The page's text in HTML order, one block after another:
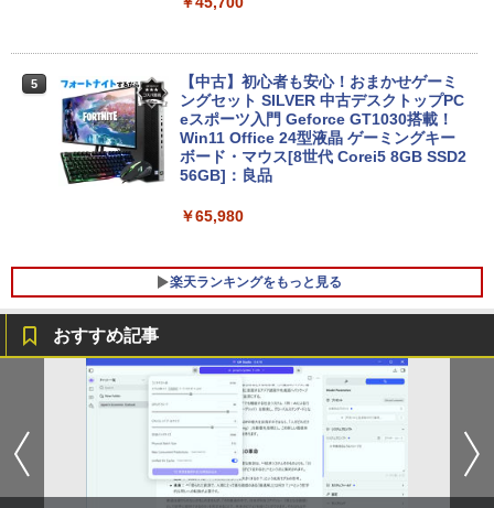
応】Webカメラ&テンキー付き ノートパ
ソコン 中古 パソコン メモリ 8GB 最大3
2GB 新品 SSD 256GB 高性能 第8世代 C
ore i5搭載 DVD 中古ノートパソコン Win
dows11 Pro 店長オススメ おまかせ 15.6
型 無線LAN office付き 2026 福袋 ギフト
￥29,800
5
【中古】初心者も安心！おまかせゲーミ
ングセット SILVER 中古デスクトップPC
eスポーツ入門 Geforce GT1030搭載！
Win11 Office 24型液晶 ゲーミングキー
ボード・マウス[8世代 Corei5 8GB SSD2
56GB]：良品
￥65,980
楽天ランキングをもっと見る
【中古良品】【安心保証】Princeton 21.
5型ワイドカラー液晶ディスプレイ PTF
WDE-22W / PTFBDE-22W ブラック/ ホ
ワイト色 スピーカー搭載 プリンストン
￥4,050
ちいかわ なんか小さくてかわいいやつ
（7）なんか飛び出ていろいろ貼れるフォ
トアルバム付き特装版 （講談社キャラク
ターズA） [ ナガノ ]
￥3,630
おすすめ記事